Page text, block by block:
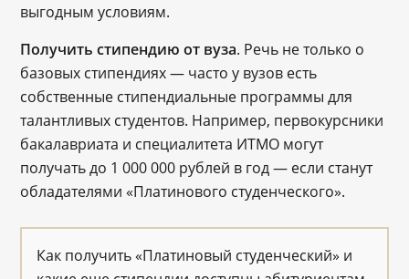
выгодным условиям.
Получить стипендию от вуза. Речь не только о
базовых стипендиях ― часто у вузов есть
собственные стипендиальные программы для
талантливых студентов. Например, первокурсники
бакалавриата и специалитета ИТМО могут
получать до 1 000 000 рублей в год ― если станут
обладателями «Платинового студенческого».
Как получить «Платиновый студенческий» и